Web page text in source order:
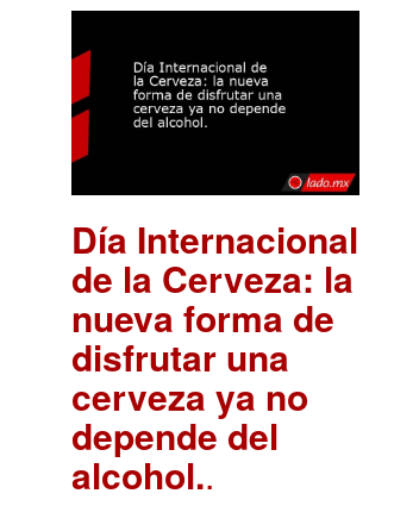
Día Internacional
de la Cerveza: la
nueva forma de
disfrutar una
cerveza ya no
depende del
alcohol..